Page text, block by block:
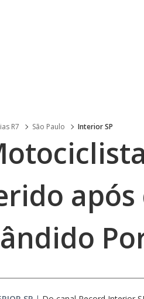
R7 São Paulo Interior SP
após